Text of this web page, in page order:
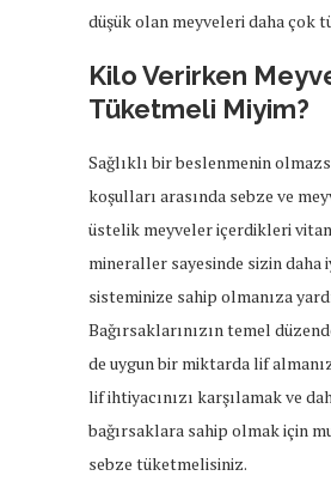
düşük olan meyveleri daha çok
Kilo Verirken
Tüketmeli Miyim?
Sağlıklı bir beslenmenin
koşulları arasında sebze ve
üstelik meyveler içerdikleri
mineraller sayesinde sizin daha
sisteminize sahip olmanıza
Bağırsaklarınızın temel
de uygun bir miktarda lif
lif ihtiyacınızı karşılamak ve
bağırsaklara sahip olmak için
sebze tüketmelisiniz.